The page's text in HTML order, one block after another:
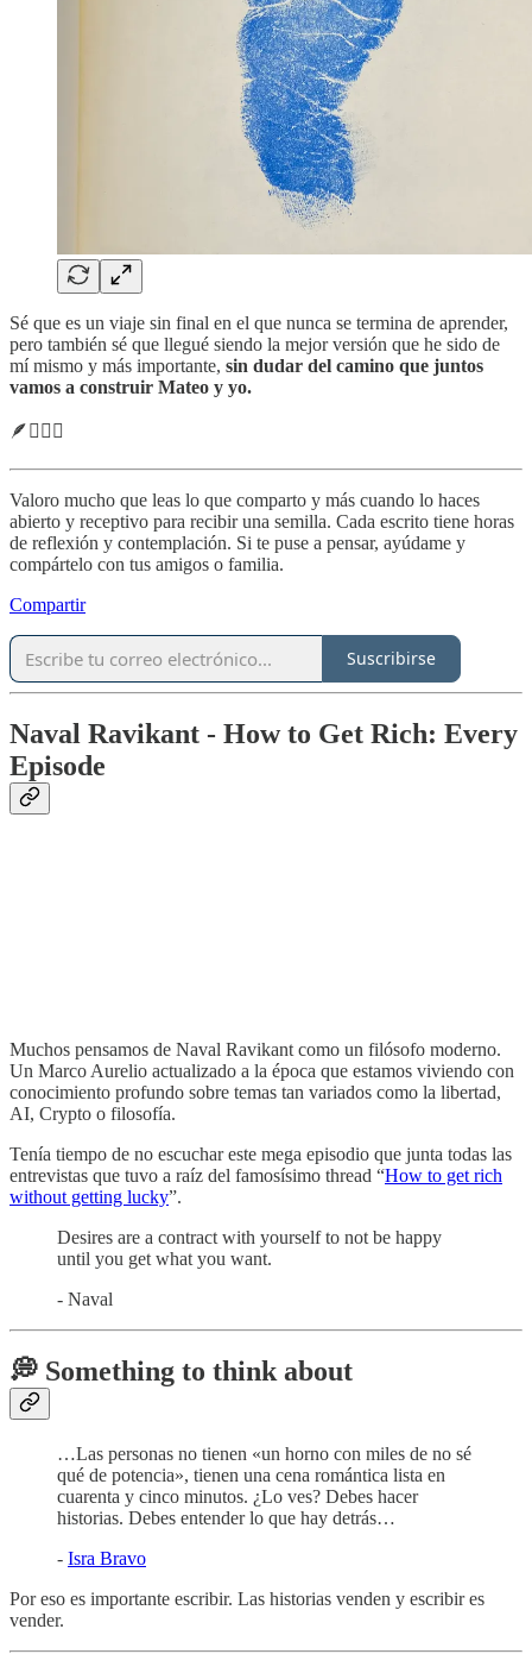
Sé que es un viaje sin final en el que nunca se termina de aprender,
pero también sé que llegué siendo la mejor versión que he sido de
mí mismo y más importante, sin dudar del camino que juntos
vamos a construir Mateo y yo.
🪶🧙🏼‍♂️
Valoro mucho que leas lo que comparto y más cuando lo haces
abierto y receptivo para recibir una semilla. Cada escrito tiene horas
de reflexión y contemplación. Si te puse a pensar, ayúdame y
compártelo con tus amigos o familia.
Compartir
Suscribirse
Naval Ravikant - How to Get Rich: Every
Episode
Muchos pensamos de Naval Ravikant como un filósofo moderno.
Un Marco Aurelio actualizado a la época que estamos viviendo con
conocimiento profundo sobre temas tan variados como la libertad,
AI, Crypto o filosofía.
Tenía tiempo de no escuchar este mega episodio que junta todas las
entrevistas que tuvo a raíz del famosísimo thread “How to get rich
without getting lucky”.
Desires are a contract with yourself to not be happy
until you get what you want.
- Naval
💭 Something to think about
…Las personas no tienen «un horno con miles de no sé
qué de potencia», tienen una cena romántica lista en
cuarenta y cinco minutos. ¿Lo ves? Debes hacer
historias. Debes entender lo que hay detrás…
- Isra Bravo
Por eso es importante escribir. Las historias venden y escribir es
vender.